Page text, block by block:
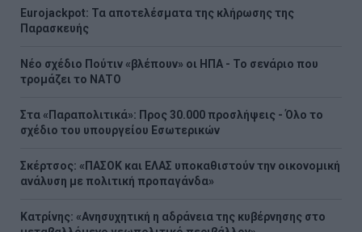
Eurojackpot: Τα αποτελέσματα της κλήρωσης της
Παρασκευής
Νέο σχέδιο Πούτιν «βλέπουν» οι ΗΠΑ - Το σενάριο που
τρομάζει το ΝΑΤΟ
Στα «Παραπολιτικά»: Προς 30.000 προσλήψεις - Όλο το
σχέδιο του υπουργείου Εσωτερικών
Σκέρτσος: «ΠΑΣΟΚ και ΕΛΑΣ υποκαθιστούν την οικονομική
ανάλυση με πολιτική προπαγάνδα»
Κατρίνης: «Ανησυχητική η αδράνεια της κυβέρνησης στο